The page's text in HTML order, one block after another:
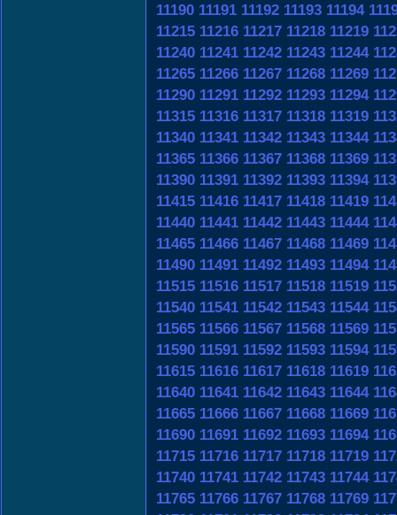
11190 11191 11192 11193 11194
11215 11216 11217 11218 11219
11240 11241 11242 11243 11244
11265 11266 11267 11268 11269
11290 11291 11292 11293 11294
11315 11316 11317 11318 11319
11340 11341 11342 11343 11344
11365 11366 11367 11368 11369
11390 11391 11392 11393 11394
11415 11416 11417 11418 11419
11440 11441 11442 11443 11444
11465 11466 11467 11468 11469
11490 11491 11492 11493 11494
11515 11516 11517 11518 11519
11540 11541 11542 11543 11544
11565 11566 11567 11568 11569
11590 11591 11592 11593 11594
11615 11616 11617 11618 11619
11640 11641 11642 11643 11644
11665 11666 11667 11668 11669
11690 11691 11692 11693 11694
11715 11716 11717 11718 11719
11740 11741 11742 11743 11744
11765 11766 11767 11768 11769